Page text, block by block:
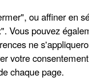
lire durant 2 à 3
sont inscrites.
ou affiner en
Vous pouvez
ne
votre
chaque page.